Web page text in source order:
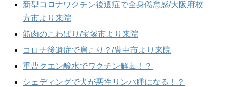
新型コロナワクチン後遺症で全身倦怠感/大阪府枚
方市より来院
筋肉のこわばり/宝塚市より来院
コロナ後遺症で肩こり？/豊中市より来院
重曹クエン酸水でワクチン解毒！？
シェディングで犬が悪性リンパ腫になる！？